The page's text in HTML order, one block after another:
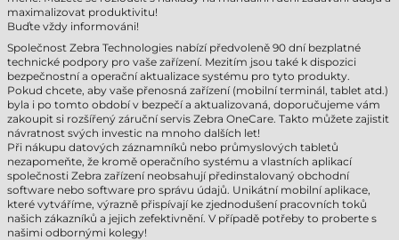
maximalizovat produktivitu!
Buďte vždy informováni!
Společnost Zebra Technologies nabízí předvoleně 90 dní bezplatné
technické podpory pro vaše zařízení. Mezitím jsou také k dispozici
bezpečnostní a operační aktualizace systému pro tyto produkty.
Pokud chcete, aby vaše přenosná zařízení (mobilní terminál, tablet atd.)
byla i po tomto období v bezpečí a aktualizovaná, doporučujeme vám
zakoupit si rozšířený záruční servis Zebra OneCare. Takto můžete zajistit
návratnost svých investic na mnoho dalších let!
Při nákupu datových záznamníků nebo průmyslových tabletů
nezapomeňte, že kromě operačního systému a vlastních aplikací
společnosti Zebra zařízení neobsahují předinstalovaný obchodní
software nebo software pro správu údajů. Unikátní mobilní aplikace,
které vytváříme, výrazně přispívají ke zjednodušení pracovních toků
našich zákazníků a jejich zefektivnění. V případě potřeby to proberte s
našimi odbornými kolegy!